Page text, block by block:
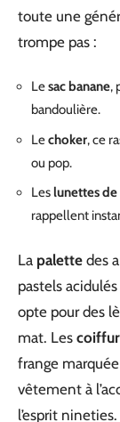
toute une
trompe pas :
Lesac banane,
bandoulière.
Lechoker, ce
ou pop.
Leslunettes
rappellent
La palette des
pastels
opte pour des
mat. Les
frange
vêtement à
l’esprit nineties.